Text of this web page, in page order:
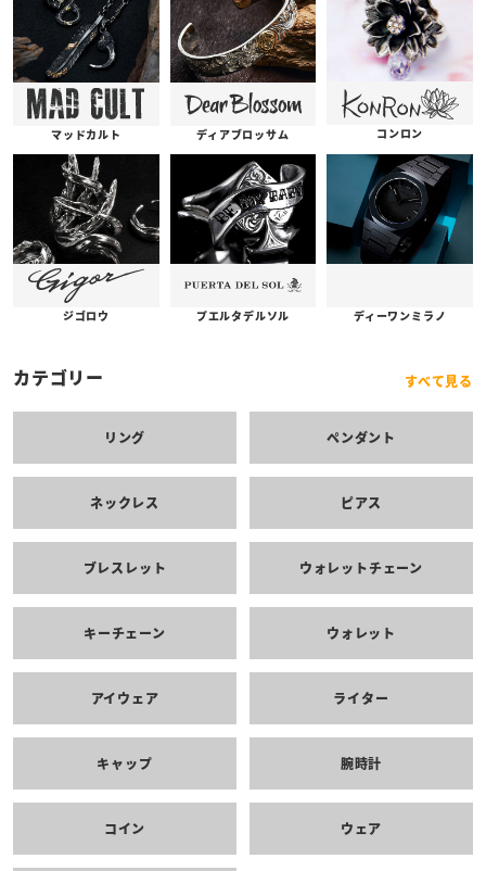
マッドカルト ディアブロッサム コンロン
ジゴロウ プエルタデルソル ディーワンミラノ
カテゴリー すべて見る
リング ペンダント
ネックレス ピアス
ブレスレット ウォレットチェーン
キーチェーン ウォレット
アイウェア ライター
キャップ 腕時計
コイン ウェア